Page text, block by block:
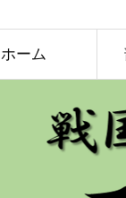
ホーム